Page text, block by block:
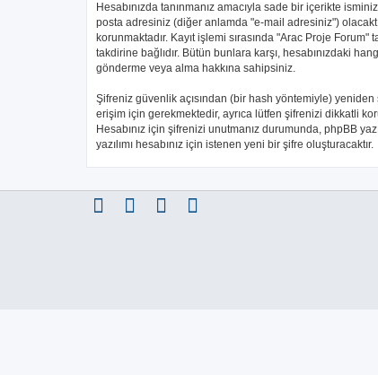
Hesabınızda tanınmanız amacıyla sade bir içerikte
posta adresiniz (diğer anlamda "e-mail adresiniz")
korunmaktadır. Kayıt işlemi sırasında "Arac Proje
takdirine bağlıdır. Bütün bunlara karşı, hesabınızdaki
gönderme veya alma hakkına sahipsiniz.
Şifreniz güvenlik açısından (bir hash yöntemiyle)
erişim için gerekmektedir, ayrıca lütfen şifrenizi dikkatli
Hesabınız için şifrenizi unutmanız durumunda, phpBB
yazılımı hesabınız için istenen yeni bir şifre oluşturacaktır.